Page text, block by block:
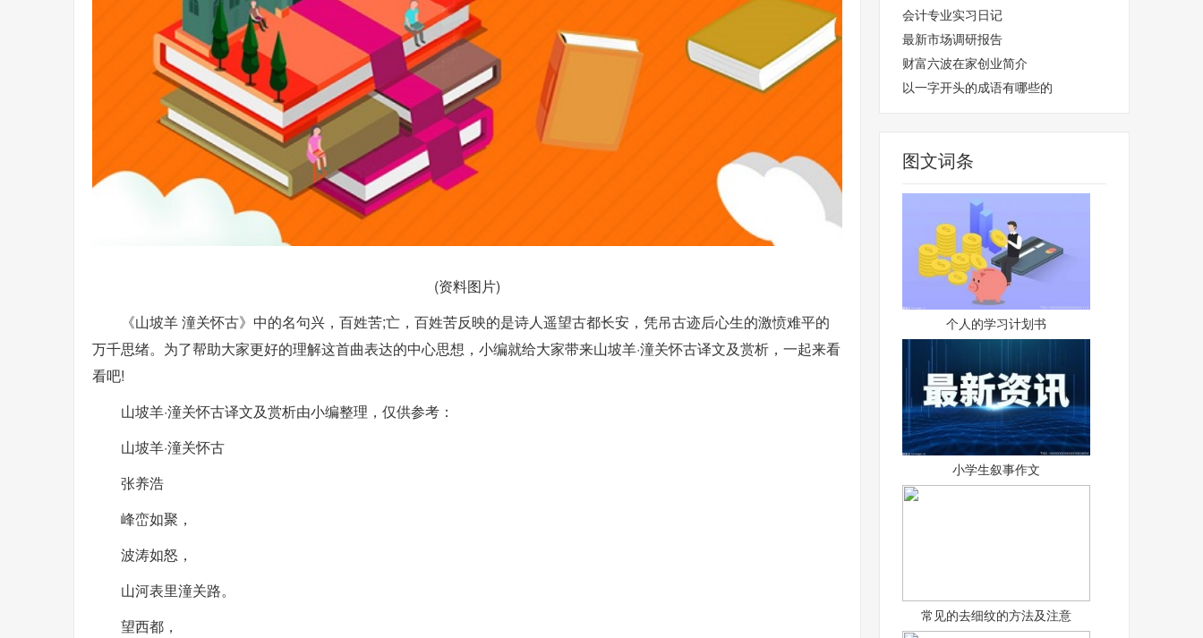
(资料图片)
《山坡羊 潼关怀古》中的名句兴，百姓苦;亡，百姓苦反映的是诗人遥望古都长安，凭吊古迹后心生的激愤难平的
万千思绪。为了帮助大家更好的理解这首曲表达的中心思想，小编就给大家带来山坡羊·潼关怀古译文及赏析，一起来看
看吧!
山坡羊·潼关怀古译文及赏析由小编整理，仅供参考：
山坡羊·潼关怀古
张养浩
峰峦如聚，
波涛如怒，
山河表里潼关路。
望西都，
会计专业实习日记
最新市场调研报告
财富六波在家创业简介
以一字开头的成语有哪些的
图文词条
个人的学习计划书
小学生叙事作文
常见的去细纹的方法及注意